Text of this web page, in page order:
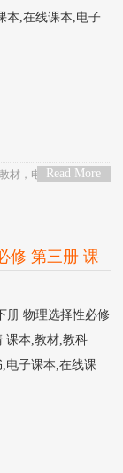
本,在线课本,电子
Read More
材 ， 电子版， 电子
修 第三册 课
册 物理选择性必修
课本,教材,教科
电子课本,在线课